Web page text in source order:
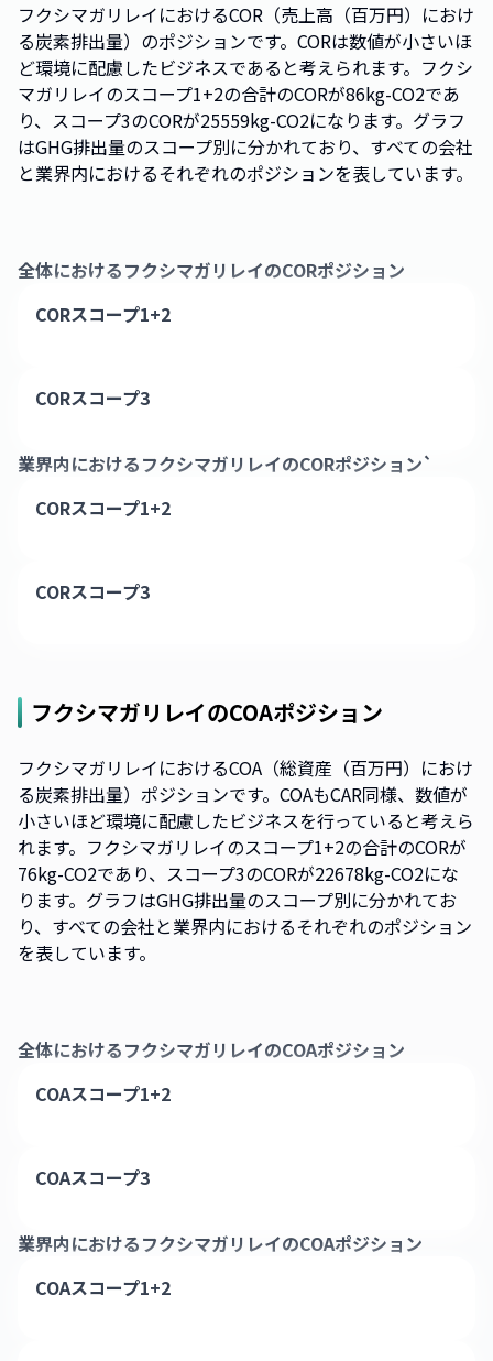
フクシマガリレイにおけるCOR（売上高（百万円）におけ
る炭素排出量）のポジションです。CORは数値が小さいほ
ど環境に配慮したビジネスであると考えられます。フクシ
マガリレイのスコープ1+2の合計のCORが86kg-CO2であ
り、スコープ3のCORが25559kg-CO2になります。グラフ
はGHG排出量のスコープ別に分かれており、すべての会社
と業界内におけるそれぞれのポジションを表しています。
全体におけるフクシマガリレイのCORポジション
CORスコープ1+2
CORスコープ3
業界内におけるフクシマガリレイのCORポジション`
CORスコープ1+2
CORスコープ3
フクシマガリレイのCOAポジション
フクシマガリレイにおけるCOA（総資産（百万円）におけ
る炭素排出量）ポジションです。COAもCAR同様、数値が
小さいほど環境に配慮したビジネスを行っていると考えら
れます。フクシマガリレイのスコープ1+2の合計のCORが
76kg-CO2であり、スコープ3のCORが22678kg-CO2にな
ります。グラフはGHG排出量のスコープ別に分かれてお
り、すべての会社と業界内におけるそれぞれのポジション
を表しています。
全体におけるフクシマガリレイのCOAポジション
COAスコープ1+2
COAスコープ3
業界内におけるフクシマガリレイのCOAポジション
COAスコープ1+2